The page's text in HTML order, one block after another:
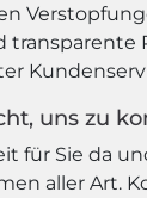
transparente
uns zu
für Sie da
aller Art.